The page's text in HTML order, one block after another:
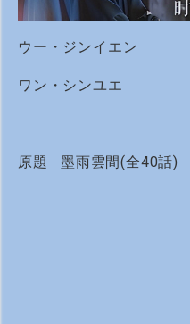
ウー・ジンイエン
ワン・シンユエ
原題 墨雨雲間(全40話)